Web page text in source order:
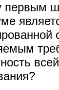
первым